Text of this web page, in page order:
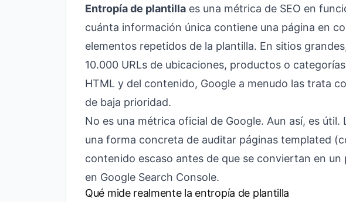
Entropía de plantilla es una métrica de SEO en
cuánta información única contiene una página en
elementos repetidos de la plantilla. En sitios
10.000 URLs de ubicaciones, productos o
HTML y del contenido, Google a menudo las trata
de baja prioridad.
No es una métrica oficial de Google. Aun así, es útil.
una forma concreta de auditar páginas templated
contenido escaso antes de que se conviertan en un
en Google Search Console.
Qué mide realmente la entropía de plantilla